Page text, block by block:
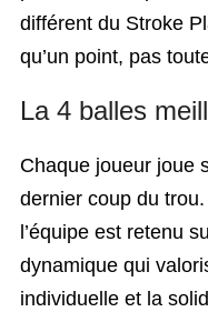
différent du Stroke
qu’un point, pas
La 4 balles
Chaque joueur joue
dernier coup du
l’équipe est retenu
dynamique qui
individuelle et la